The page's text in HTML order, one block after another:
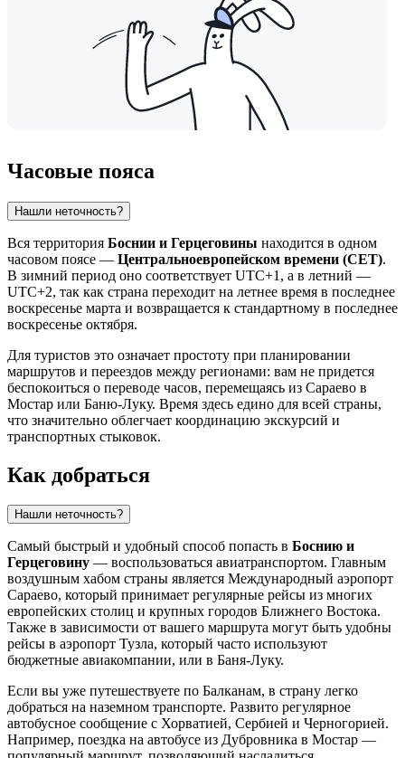
Часовые пояса
Нашли неточность?
Вся территория Боснии и Герцеговины находится в одном
часовом поясе — Центральноевропейском времени (CET).
В зимний период оно соответствует UTC+1, а в летний —
UTC+2, так как страна переходит на летнее время в последнее
воскресенье марта и возвращается к стандартному в последнее
воскресенье октября.
Для туристов это означает простоту при планировании
маршрутов и переездов между регионами: вам не придется
беспокоиться о переводе часов, перемещаясь из Сараево в
Мостар или Баню-Луку. Время здесь едино для всей страны,
что значительно облегчает координацию экскурсий и
транспортных стыковок.
Как добраться
Нашли неточность?
Самый быстрый и удобный способ попасть в Боснию и
Герцеговину — воспользоваться авиатранспортом. Главным
воздушным хабом страны является Международный аэропорт
Сараево, который принимает регулярные рейсы из многих
европейских столиц и крупных городов Ближнего Востока.
Также в зависимости от вашего маршрута могут быть удобны
рейсы в аэропорт Тузла, который часто используют
бюджетные авиакомпании, или в Баня-Луку.
Если вы уже путешествуете по Балканам, в страну легко
добраться на наземном транспорте. Развито регулярное
автобусное сообщение с Хорватией, Сербией и Черногорией.
Например, поездка на автобусе из Дубровника в Мостар —